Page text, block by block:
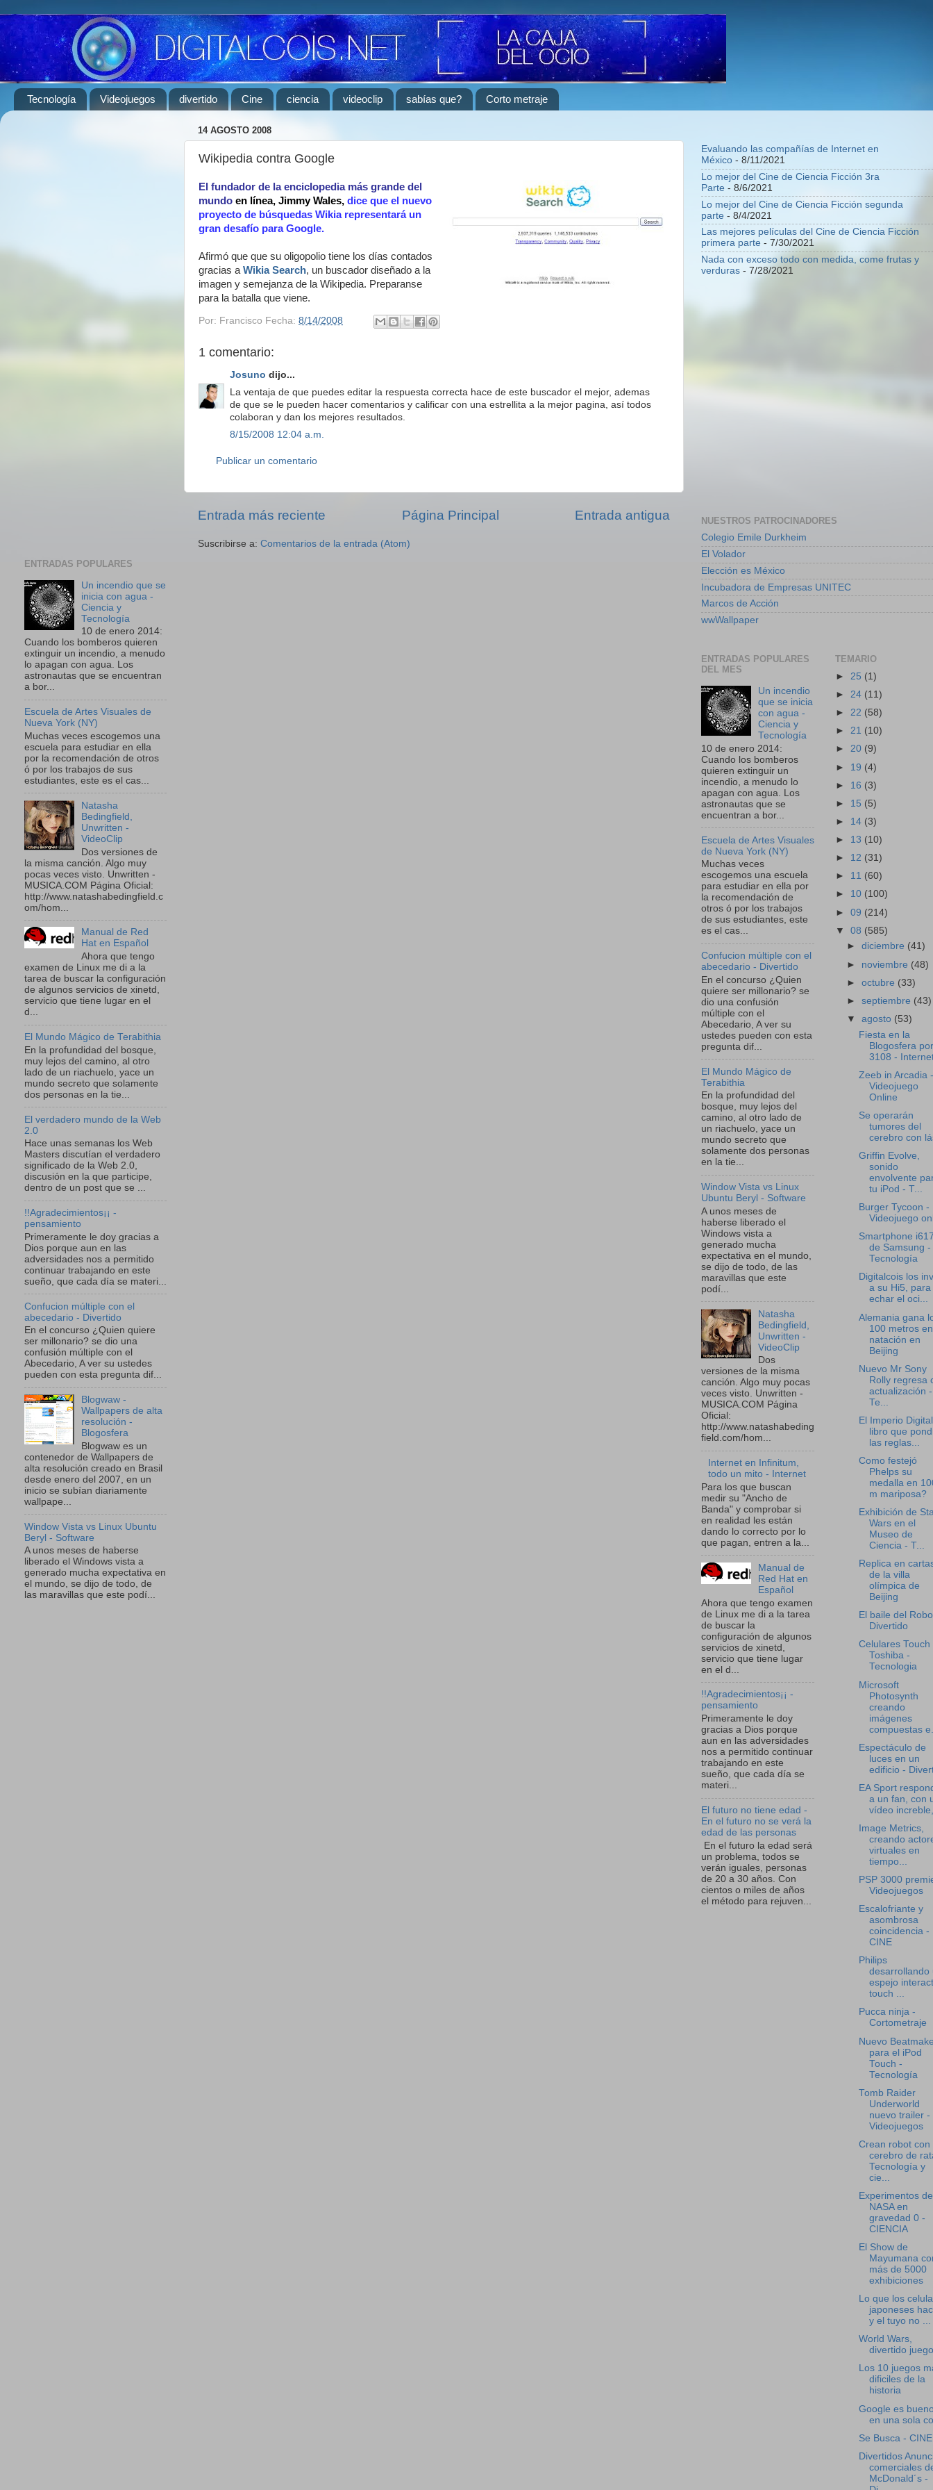
Tecnología Videojuegos divertido Cine ciencia videoclip sabías que? Corto metraje
14 AGOSTO 2008
Wikipedia contra Google
El fundador de la enciclopedia más grande del
mundo en línea, Jimmy Wales, dice que el nuevo
proyecto de búsquedas Wikia representará un
gran desafío para Google.
Afirmó que que su oligopolio tiene los días contados
gracias a Wikia Search, un buscador diseñado a la
imagen y semejanza de la Wikipedia. Preparanse
para la batalla que viene.
Por: Francisco Fecha: 8/14/2008
1 comentario:
Josuno dijo...
La ventaja de que puedes editar la respuesta correcta hace de este buscador el mejor, ademas
de que se le pueden hacer comentarios y calificar con una estrellita a la mejor pagina, así todos
colaboran y dan los mejores resultados.
8/15/2008 12:04 a.m.
Publicar un comentario
Entrada más reciente Entrada antigua
Página Principal
Suscribirse a: Comentarios de la entrada (Atom)
ENTRADAS POPULARES
Un incendio que se
inicia con agua -
Ciencia y
Tecnología
10 de enero 2014:
Cuando los bomberos quieren
extinguir un incendio, a menudo
lo apagan con agua. Los
astronautas que se encuentran
a bor...
Escuela de Artes Visuales de
Nueva York (NY)
Muchas veces escogemos una
escuela para estudiar en ella
por la recomendación de otros
ó por los trabajos de sus
estudiantes, este es el cas...
Natasha
Bedingfield,
Unwritten -
VideoClip
Dos versiones de
la misma canción. Algo muy
pocas veces visto. Unwritten -
MUSICA.COM Página Oficial:
http://www.natashabedingfield.c
om/hom...
Manual de Red
Hat en Español
Ahora que tengo
examen de Linux me di a la
tarea de buscar la configuración
de algunos servicios de xinetd,
servicio que tiene lugar en el
d...
El Mundo Mágico de Terabithia
En la profundidad del bosque,
muy lejos del camino, al otro
lado de un riachuelo, yace un
mundo secreto que solamente
dos personas en la tie...
El verdadero mundo de la Web
2.0
Hace unas semanas los Web
Masters discutían el verdadero
significado de la Web 2.0,
discusión en la que participe,
dentro de un post que se ...
!!Agradecimientos¡¡ -
pensamiento
Primeramente le doy gracias a
Dios porque aun en las
adversidades nos a permitido
continuar trabajando en este
sueño, que cada día se materi...
Confucion múltiple con el
abecedario - Divertido
En el concurso ¿Quien quiere
ser millonario? se dio una
confusión múltiple con el
Abecedario, A ver su ustedes
pueden con esta pregunta dif...
Blogwaw -
Wallpapers de alta
resolución -
Blogosfera
Blogwaw es un
contenedor de Wallpapers de
alta resolución creado en Brasil
desde enero del 2007, en un
inicio se subían diariamente
wallpape...
Window Vista vs Linux Ubuntu
Beryl - Software
A unos meses de haberse
liberado el Windows vista a
generado mucha expectativa en
el mundo, se dijo de todo, de
las maravillas que este podí...
Evaluando las compañías de Internet en
México - 8/11/2021
Lo mejor del Cine de Ciencia Ficción 3ra
Parte - 8/6/2021
Lo mejor del Cine de Ciencia Ficción segunda
parte - 8/4/2021
Las mejores películas del Cine de Ciencia Ficción
primera parte - 7/30/2021
Nada con exceso todo con medida, come frutas y
verduras - 7/28/2021
NUESTROS PATROCINADORES
Colegio Emile Durkheim
El Volador
Elección es México
Incubadora de Empresas UNITEC
Marcos de Acción
wwWallpaper
ENTRADAS POPULARES
DEL MES
Un incendio
que se inicia
con agua -
Ciencia y
Tecnología
10 de enero 2014:
Cuando los bomberos
quieren extinguir un
incendio, a menudo lo
apagan con agua. Los
astronautas que se
encuentran a bor...
Escuela de Artes Visuales
de Nueva York (NY)
Muchas veces
escogemos una escuela
para estudiar en ella por
la recomendación de
otros ó por los trabajos
de sus estudiantes, este
es el cas...
Confucion múltiple con el
abecedario - Divertido
En el concurso ¿Quien
quiere ser millonario? se
dio una confusión
múltiple con el
Abecedario, A ver su
ustedes pueden con esta
pregunta dif...
El Mundo Mágico de
Terabithia
En la profundidad del
bosque, muy lejos del
camino, al otro lado de
un riachuelo, yace un
mundo secreto que
solamente dos personas
en la tie...
Window Vista vs Linux
Ubuntu Beryl - Software
A unos meses de
haberse liberado el
Windows vista a
generado mucha
expectativa en el mundo,
se dijo de todo, de las
maravillas que este
podí...
Natasha
Bedingfield,
Unwritten -
VideoClip
Dos
versiones de la misma
canción. Algo muy pocas
veces visto. Unwritten -
MUSICA.COM Página
Oficial:
http://www.natashabeding
field.com/hom...
Internet en Infinitum,
todo un mito - Internet
Para los que buscan
medir su "Ancho de
Banda" y comprobar si
en realidad les están
dando lo correcto por lo
que pagan, entren a la...
Manual de
Red Hat en
Español
Ahora que tengo examen
de Linux me di a la tarea
de buscar la
configuración de algunos
servicios de xinetd,
servicio que tiene lugar
en el d...
!!Agradecimientos¡¡ -
pensamiento
Primeramente le doy
gracias a Dios porque
aun en las adversidades
nos a permitido continuar
trabajando en este
sueño, que cada día se
materi...
El futuro no tiene edad -
En el futuro no se verá la
edad de las personas
En el futuro la edad será
un problema, todos se
verán iguales, personas
de 20 a 30 años. Con
cientos o miles de años
el método para rejuven...
TEMARIO
► 25 (1)
► 24 (11)
► 22 (58)
► 21 (10)
► 20 (9)
► 19 (4)
► 16 (3)
► 15 (5)
► 14 (3)
► 13 (10)
► 12 (31)
► 11 (60)
► 10 (100)
► 09 (214)
▼ 08 (585)
►diciembre (41)
► noviembre (48)
►octubre (33)
►septiembre (43)
▼agosto (53)
Fiesta en la
Blogosfera
3108 -
Zeeb in Arcadia -
Videojuego
Online
Se operarán
tumores del
cerebro con
Griffin Evolve,
sonido
envolvente
tu iPod - T...
Burger Tycoon -
Videojuego
Smartphone
de Samsung -
Tecnología
Digitalcois los
a su Hi5, para
echar el oci...
Alemania gana
100 metros en
natación en
Beijing
Nuevo Mr Sony
Rolly regresa
actualización -
Te...
El Imperio
libro que
las reglas...
Como festejó
Phelps su
medalla en
m mariposa?
Exhibición de
Wars en el
Museo de
Ciencia - T...
Replica en
de la villa
olímpica de
Beijing
El baile del
Divertido
Celulares Touch
Toshiba -
Tecnologia
Microsoft
Photosynth
creando
imágenes
compuestas
Espectáculo de
luces en un
edificio -
EA Sport
a un fan, con
vídeo
Image Metrics,
creando
virtuales en
tiempo...
PSP 3000
Videojuegos
Escalofriante y
asombrosa
coincidencia -
CINE
Philips
desarrollando
espejo
touch ...
Pucca ninja -
Cortometraje
Nuevo
para el iPod
Touch -
Tecnología
Tomb Raider
Underworld
nuevo trailer -
Videojuegos
Crean robot con
cerebro de
Tecnología y
cie...
Experimentos
NASA en
gravedad 0 -
CIENCIA
El Show de
Mayumana
más de 5000
exhibiciones
Lo que los
japoneses
y el tuyo no ...
World Wars,
divertido juego
Los 10 juegos
dificiles de la
historia
Google es
en una sola
Se Busca - CINE
Divertidos
comerciales
McDonald´s -